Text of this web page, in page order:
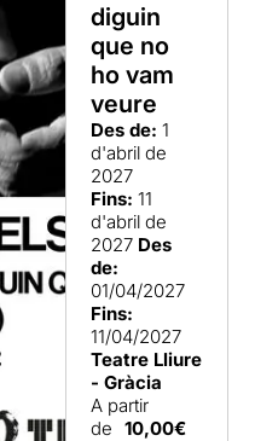
diguin
que no
ho vam
veure
Des de: 1
d'abril de
2027
Fins: 11
d'abril de
2027 Des
de:
01/04/2027
Fins:
11/04/2027
Teatre Lliure
- Gràcia
A partir
de 10,00€